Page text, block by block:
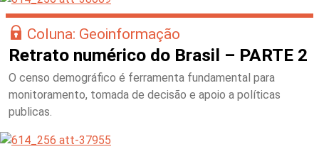
Coluna: Geoinformação
Retrato numérico do Brasil – PARTE 2
O censo demográfico é ferramenta fundamental para
monitoramento, tomada de decisão e apoio a políticas
publicas.